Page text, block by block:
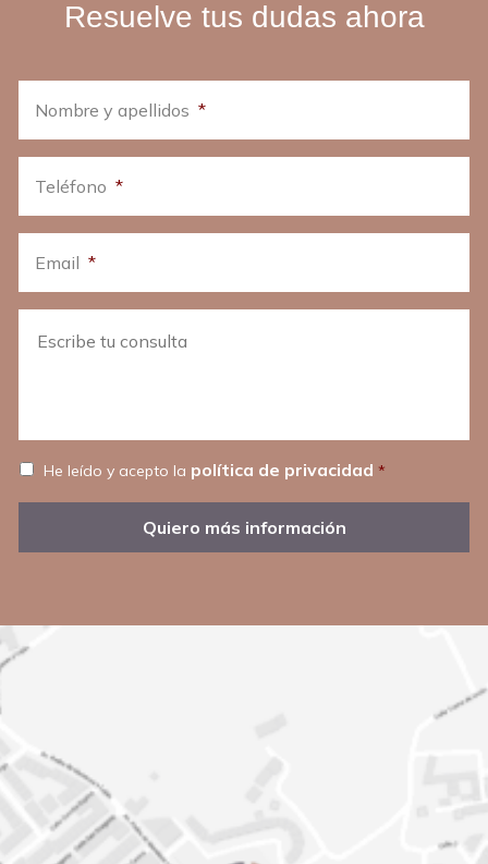
Resuelve tus dudas ahora
Nombre y apellidos *
Teléfono *
Email *
* He leído y acepto la política de privacidad *